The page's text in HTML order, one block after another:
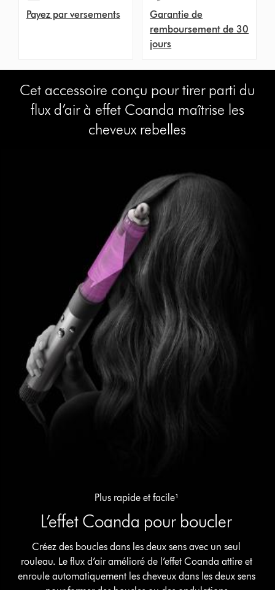
Payez par versements
Garantie de
remboursement de 30
jours
Cet accessoire conçu pour tirer parti du
flux d’air à effet Coanda maîtrise les
cheveux rebelles
Plus rapide et facile¹
L’effet Coanda pour boucler
Créez des boucles dans les deux sens avec un seul
rouleau. Le flux d’air amélioré de l’effet Coanda attire et
enroule automatiquement les cheveux dans les deux sens